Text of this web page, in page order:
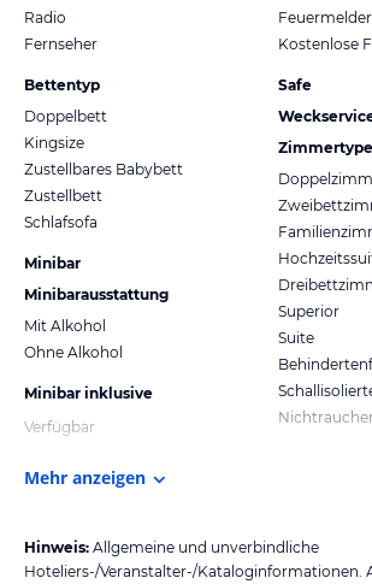
Radio
Fernseher
Bettentyp
Doppelbett
Kingsize
Zustellbares Babybett
Zustellbett
Schlafsofa
Minibar
Minibarausstattung
Mit Alkohol
Ohne Alkohol
Minibar inklusive
Verfügbar
Feuermelder
Kostenlose
Safe
Superior
Suite
Mehr anzeigen
Hinweis: Allgemeine und unverbindliche
Hoteliers-/Veranstalter-/Kataloginformationen.